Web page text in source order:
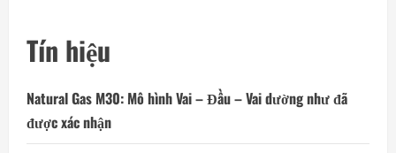
Tín hiệu
Natural Gas M30: Mô hình Vai – Đầu – Vai dường như đã
được xác nhận